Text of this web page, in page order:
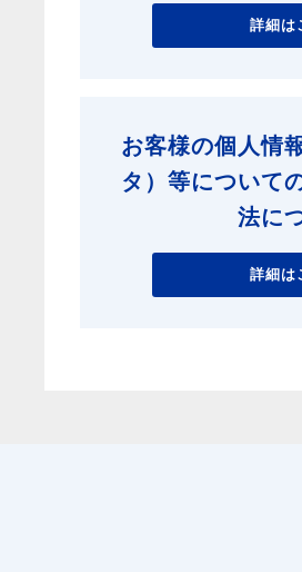
詳細は
お客様の個人情
タ）等について
法に
詳細は